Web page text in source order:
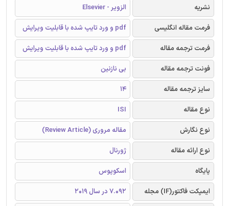
نشریه
الزویر - Elsevier
فرمت مقاله انگلیسی
pdf و ورد تایپ شده با قابلیت ویرایش
فرمت ترجمه مقاله
pdf و ورد تایپ شده با قابلیت ویرایش
فونت ترجمه مقاله
بی نازنین
سایز ترجمه مقاله
14
نوع مقاله
ISI
نوع نگارش
مقاله مروری (Review Article)
نوع ارائه مقاله
ژورنال
پایگاه
اسکوپوس
ایمپکت فاکتور(IF) مجله
7.092 در سال 2019